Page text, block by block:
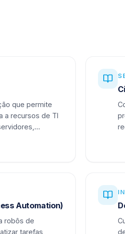
que permite
a recursos de TI
Automation)
robôs de
tarefas